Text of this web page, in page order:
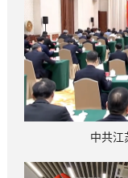
中共江